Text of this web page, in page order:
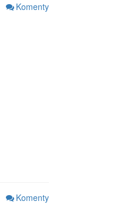
Komenty
Komenty